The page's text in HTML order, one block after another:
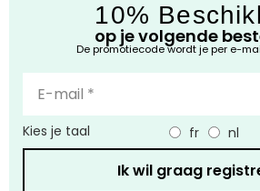
10%
op je volgende
De promotiecode wordt je per e-
Kies je taal fr nl
Ik wil graag